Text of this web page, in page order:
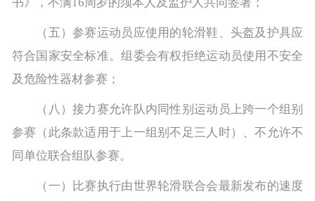
（五）参赛运动员应使用的轮滑鞋、头盔及护具应
符合国家安全标准。组委会有权拒绝运动员使用不安全
及危险性器材参赛；
（八）接力赛允许队内同性别运动员上跨一个组别
参赛（此条款适用于上一组别不足三人时）、不允许不
同单位联合组队参赛。
（一）比赛执行由世界轮滑联合会最新发布的速度